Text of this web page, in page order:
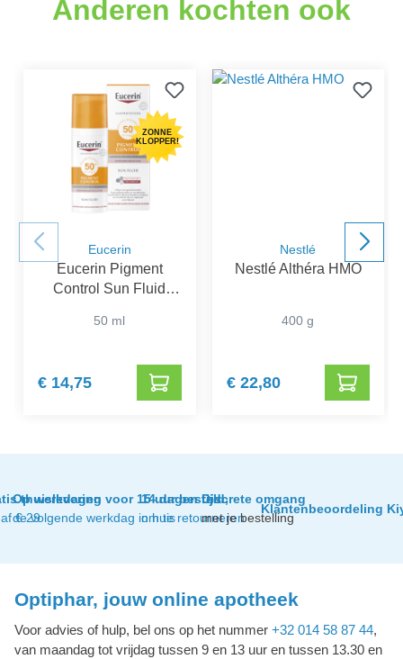
Anderen kochten ook
ZONNE
KLOPPER!
Eucerin
Eucerin Pigment
Control Sun Fluid
50 ml
€ 14,75
Nestlé
Nestlé Althéra HMO
400 g
€ 22,80
thuislevering
€ 29
Op werkdagen voor 15 uur besteld,
de volgende werkdag in huis
14 dagen tijd
om te retourneren
Discrete omgang
met je bestelling
Klantenbeoordeling
Optiphar, jouw online apotheek
Voor advies of hulp, bel ons op het nummer +32 014 58 87 44,
van maandag tot vrijdag tussen 9 en 13 uur en tussen 13.30 en